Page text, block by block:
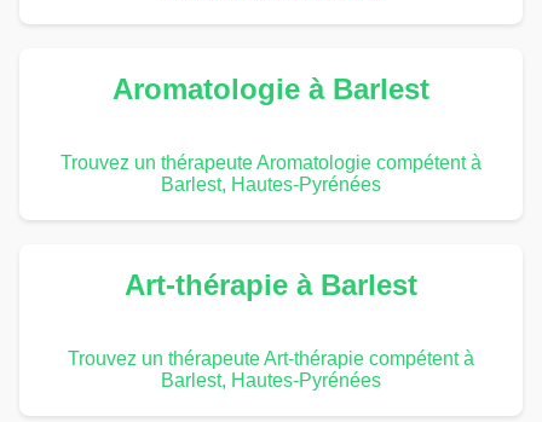
Aromatologie à Barlest
Trouvez un thérapeute Aromatologie compétent à
Barlest, Hautes-Pyrénées
Art-thérapie à Barlest
Trouvez un thérapeute Art-thérapie compétent à
Barlest, Hautes-Pyrénées